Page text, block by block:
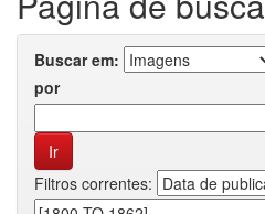
Buscar em:
por
Filtros correntes: